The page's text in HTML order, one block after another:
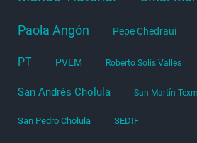
Paola Angón Pepe Chedraui
PT PVEM Roberto Solís Valles
San Andrés Cholula San Martín
San Pedro Cholula SEDIF